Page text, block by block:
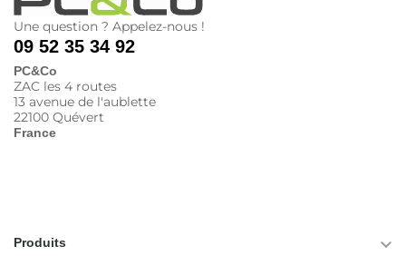
Une question ? Appelez-nous !
09 52 35 34 92
PC&Co
ZAC les 4 routes
13 avenue de l'aublette
22100 Quévert
France
Produits 